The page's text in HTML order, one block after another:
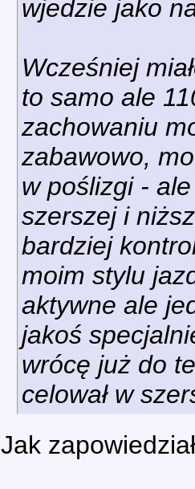
wjedzie jako
Wcześniej
to samo ale
zachowaniu
zabawowo,
w poślizgi -
szerszej i
bardziej
moim stylu
aktywne ale
jakoś
wrócę już do
celował w
Jak